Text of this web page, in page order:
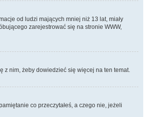
od ludzi mających mniej niż 13 lat, miały
zarejestrować się na stronie WWW,
z nim, żeby dowiedzieć się więcej na ten temat.
co przeczytałeś, a czego nie, jeżeli